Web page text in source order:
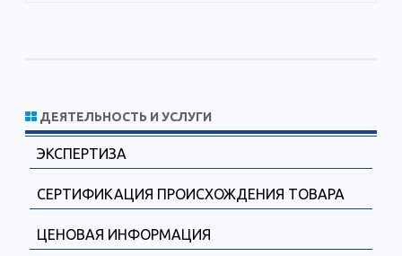
ДЕЯТЕЛЬНОСТЬ И УСЛУГИ
ЭКСПЕРТИЗА
СЕРТИФИКАЦИЯ ПРОИСХОЖДЕНИЯ ТОВАРА
ЦЕНОВАЯ ИНФОРМАЦИЯ